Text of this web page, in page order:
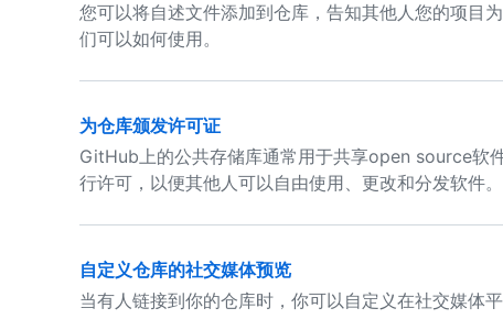
您可以将自述文件添加到仓库，告知其他人您的项目
们可以如何使用。
为仓库颁发许可证
GitHub上的公共存储库通常用于共享open source软
行许可，以便其他人可以自由使用、更改和分发软件。
自定义仓库的社交媒体预览
当有人链接到你的仓库时，你可以自定义在社交媒体平